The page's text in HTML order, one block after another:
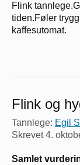
Flink
tiden.Føler
kaffesutomat.
Flink og
Tannlege: Egil
Skrevet4.
Samlet